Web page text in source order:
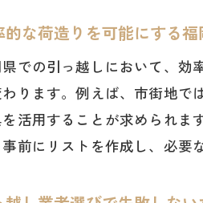
的な荷造りを可能にする
での引っ越しにおいて、効
わります。例えば、市街地で
活用することが求められま
事前にリストを作成し、必要